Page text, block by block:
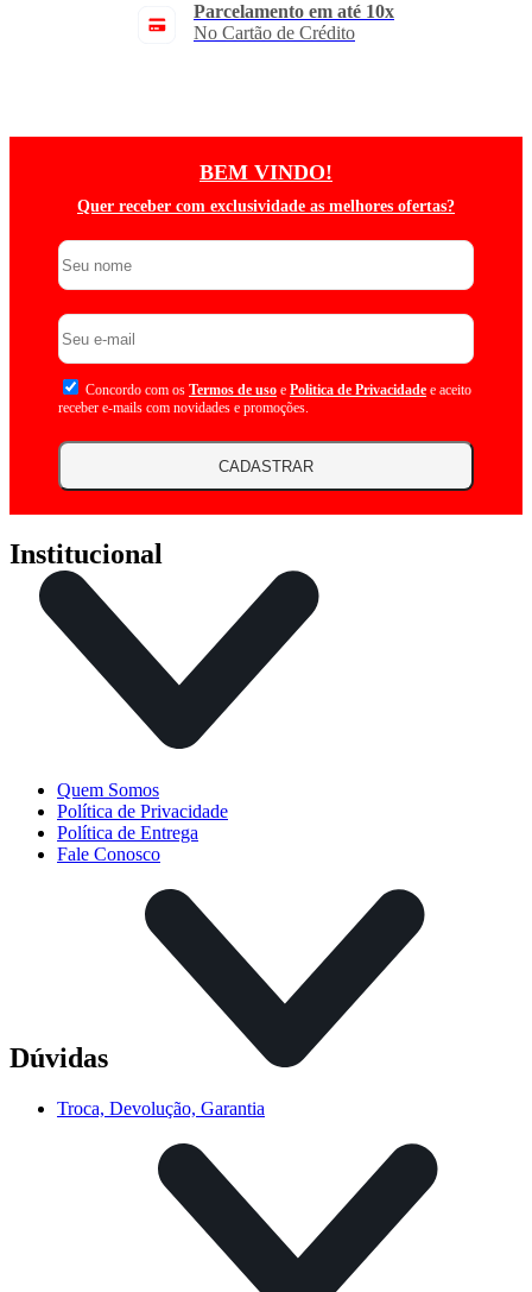
Parcelamento em até 10x
No Cartão de Crédito
BEM VINDO!
Quer receber com exclusividade as melhores ofertas?
Concordo com os Termos de uso e Politica de Privacidade e aceito
receber e-mails com novidades e promoções.
CADASTRAR
Institucional
Quem Somos
Política de Privacidade
Política de Entrega
Fale Conosco
Dúvidas
Troca, Devolução, Garantia